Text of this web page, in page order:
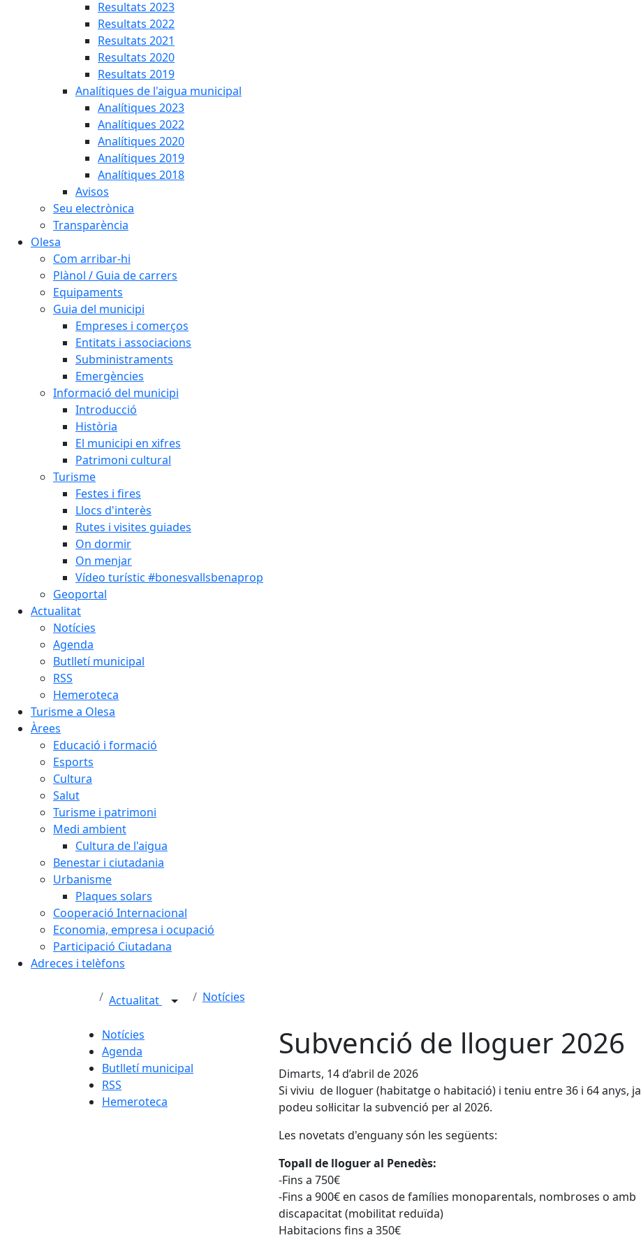
Resultats 2023
Resultats 2022
Resultats 2021
Resultats 2020
Resultats 2019
Analítiques de l'aigua municipal
Analítiques 2023
Analítiques 2022
Analítiques 2020
Analítiques 2019
Analítiques 2018
Avisos
Seu electrònica
Transparència
Olesa
Com arribar-hi
Plànol / Guia de carrers
Equipaments
Guia del municipi
Empreses i comerços
Entitats i associacions
Subministraments
Emergències
Informació del municipi
Introducció
Història
El municipi en xifres
Patrimoni cultural
Turisme
Festes i fires
Llocs d'interès
Rutes i visites guiades
On dormir
On menjar
Vídeo turístic #bonesvallsbenaprop
Geoportal
Actualitat
Notícies
Agenda
Butlletí municipal
RSS
Hemeroteca
Turisme a Olesa
Àrees
Educació i formació
Esports
Cultura
Salut
Turisme i patrimoni
Medi ambient
Cultura de l'aigua
Benestar i ciutadania
Urbanisme
Plaques solars
Cooperació Internacional
Economia, empresa i ocupació
Participació Ciutadana
Adreces i telèfons
Actualitat Notícies
Notícies
Agenda
Butlletí municipal
RSS
Hemeroteca
Subvenció de lloguer 2026
Dimarts, 14 d’abril de 2026
Si viviu de lloguer (habitatge o habitació) i teniu entre 36 i 64 anys, ja
podeu sol·licitar la subvenció per al 2026.
Les novetats d'enguany són les següents:
Topall de lloguer al Penedès:
-Fins a 750€
-Fins a 900€ en casos de famílies monoparentals, nombroses o amb
discapacitat (mobilitat reduïda)
Habitacions fins a 350€